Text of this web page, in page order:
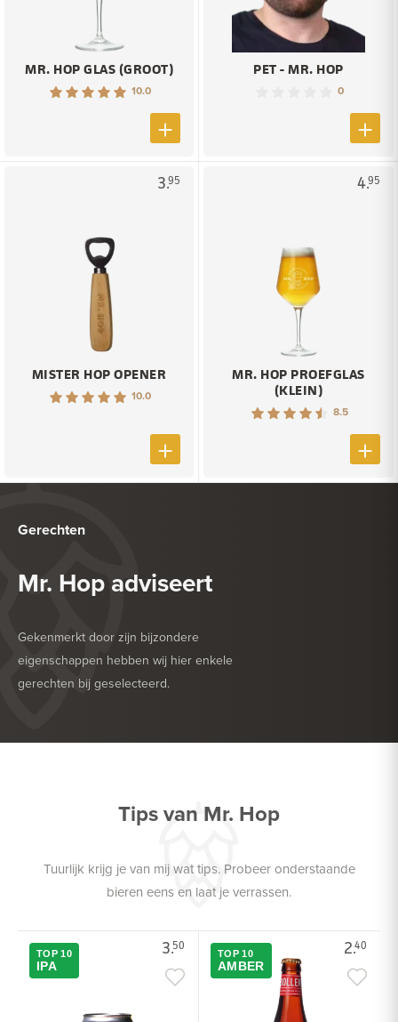
MR. HOP GLAS (GROOT)
10.0
PET - MR. HOP
0
3.95
MISTER HOP OPENER
10.0
4.95
MR. HOP PROEFGLAS
(KLEIN)
8.5
Gerechten
Mr. Hop adviseert
Gekenmerkt door zijn bijzondere
eigenschappen hebben wij hier enkele
gerechten bij geselecteerd.
HEERLIJK BIJ
Tips van Mr. Hop
Tuurlijk krijg je van mij wat tips. Probeer onderstaande
bieren eens en laat je verrassen.
3.50
TOP 10
IPA
2.40
TOP 10
AMBER